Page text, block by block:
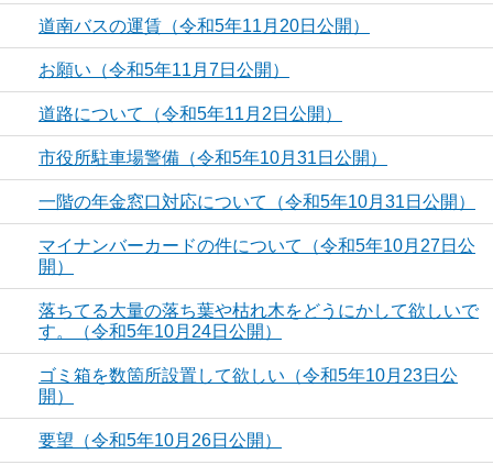
道南バスの運賃（令和5年11月20日公開）
お願い（令和5年11月7日公開）
道路について（令和5年11月2日公開）
市役所駐車場警備（令和5年10月31日公開）
一階の年金窓口対応について（令和5年10月31日公開）
マイナンバーカードの件について（令和5年10月27日公
開）
落ちてる大量の落ち葉や枯れ木をどうにかして欲しいで
す。（令和5年10月24日公開）
ゴミ箱を数箇所設置して欲しい（令和5年10月23日公
開）
要望（令和5年10月26日公開）